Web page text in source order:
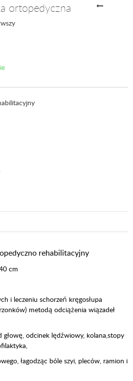
ortopedyczna
rehabilitacyjny
cm
i leczeniu schorzeń kręgosłupa
metodą odciążenia wiązadeł
odcinek lędźwiowy, kolana,stopy
łagodząc bóle szyi, pleców, ramion i